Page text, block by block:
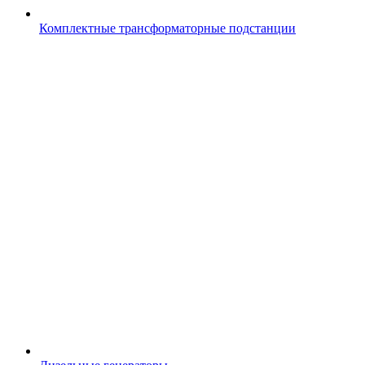
Комплектные трансформаторные подстанции